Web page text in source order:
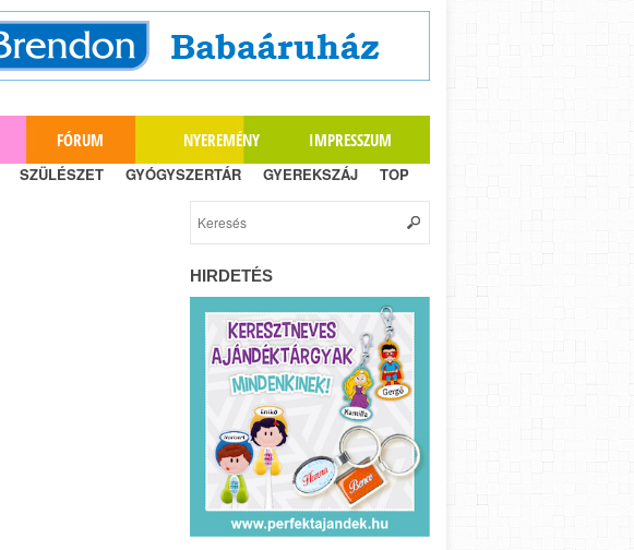
FÓRUM NYEREMÉNY IMPRESSZUM
SZÜLÉSZET GYÓGYSZERTÁR GYEREKSZÁJ TOP
HIRDETÉS